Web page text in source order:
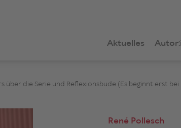
Aktuelles
über die Serie und Reflexionsbude (Es beginnt erst
René Pollesch